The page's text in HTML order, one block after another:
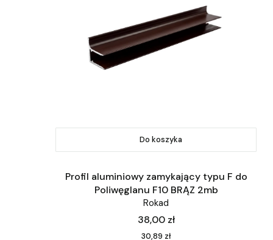
Do koszyka
Profil aluminiowy zamykający typu F do
Poliwęglanu F10 BRĄZ 2mb
Rokad
Cena
38,00 zł
Cena
30,89 zł